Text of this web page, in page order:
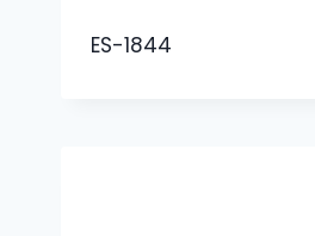
ES-1844